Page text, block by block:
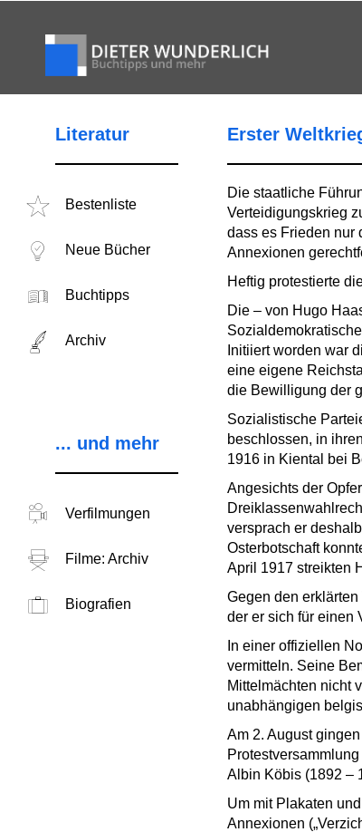
Literatur
Bestenliste
Neue Bücher
Buchtipps
Archiv
... und mehr
Verfilmungen
Filme: Archiv
Biografien
Erster
Die staatliche
Verteidigungskrieg
dass es Frieden nur
Annexionen
Heftig protestierte
Die – von Hugo
Initiiert worden war
eine eigene
die Bewilligung der
Sozialistische
beschlossen, in
1916 in Kiental bei
Angesichts der
versprach er
Osterbotschaft
April 1917 streikten
Gegen den
der er sich für einen
In einer offiziellen
vermitteln. Seine
Mittelmächten nicht
unabhängigen
Am 2. August
Albin Köbis (1892 –
Um mit Plakaten
Annexionen